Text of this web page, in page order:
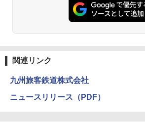
￥2,479
￥2,277
ト プライバシー テン
人用 折りたたみ 防災
易 トイレテント (オリ
ENDLESS BASE 《め
500002(89232)
ンパクト多機能設計
ア/オフィス/教育現場/
￥1,180
防水 UVカット 4段階
関連リンク
九州旅客鉄道株式会社
ニュースリリース（PDF）